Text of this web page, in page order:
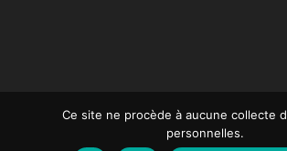
Ce site ne procède à aucune collecte
personnelles.